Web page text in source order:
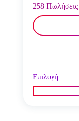
σελίδα
του
258 Πωλήσεις
ΕπιλογήΑυτό
το
προϊόν